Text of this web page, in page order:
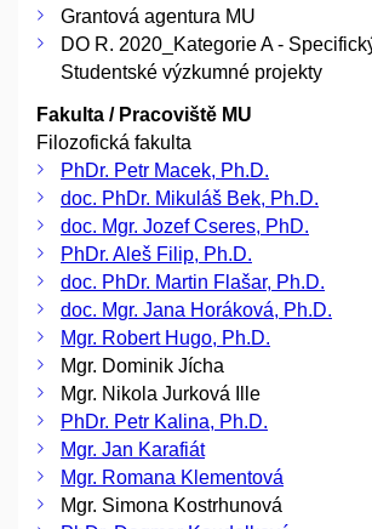
Grantová agentura MU
DO R. 2020_Kategorie A -
Studentské výzkumné projekty
Fakulta / Pracoviště MU
Filozofická fakulta
PhDr. Petr Macek, Ph.D.
doc. PhDr. Mikuláš Bek, Ph.D.
doc. Mgr. Jozef Cseres, PhD.
PhDr. Aleš Filip, Ph.D.
doc. PhDr. Martin Flašar, Ph.D.
doc. Mgr. Jana Horáková, Ph.D.
Mgr. Robert Hugo, Ph.D.
Mgr. Dominik Jícha
Mgr. Nikola Jurková Ille
PhDr. Petr Kalina, Ph.D.
Mgr. Jan Karafiát
Mgr. Romana Klementová
Mgr. Simona Kostrhunová